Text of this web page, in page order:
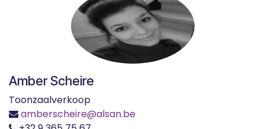
Amber Scheire
Toonzaalverkoop
amberscheire@alsan.be